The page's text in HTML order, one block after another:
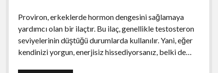
Proviron, erkeklerde hormon dengesini sağlamaya
yardımcı olan bir ilaçtır. Bu ilaç, genellikle testosteron
seviyelerinin düştüğü durumlarda kullanılır. Yani, eğer
kendinizi yorgun, enerjisiz hissediyorsanız, belki de…